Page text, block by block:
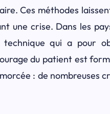
Ces méthodes
une crise. Dans les
qui a pour
du patient est
: de nombreuses